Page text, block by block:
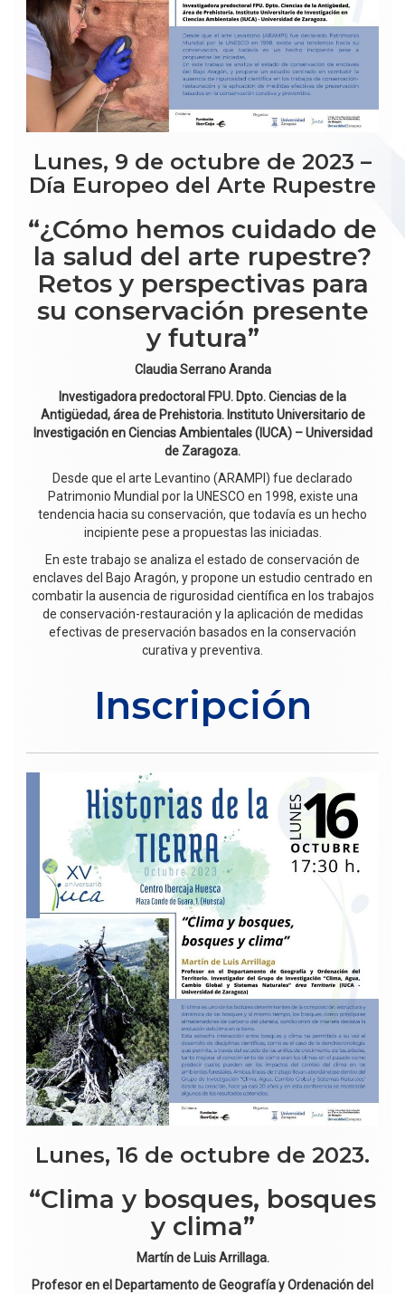
Lunes, 9 de octubre de 2023 –
Día Europeo del Arte Rupestre
“¿Cómo hemos cuidado de
la salud del arte rupestre?
Retos y perspectivas para
su conservación presente
y futura”
Claudia Serrano Aranda
Investigadora predoctoral FPU. Dpto. Ciencias de la
Antigüedad, área de Prehistoria. Instituto Universitario de
Investigación en Ciencias Ambientales (IUCA) – Universidad
de Zaragoza.
Desde que el arte Levantino (ARAMPI) fue declarado
Patrimonio Mundial por la UNESCO en 1998, existe una
tendencia hacia su conservación, que todavía es un hecho
incipiente pese a propuestas las iniciadas.
En este trabajo se analiza el estado de conservación de
enclaves del Bajo Aragón, y propone un estudio centrado en
combatir la ausencia de rigurosidad científica en los trabajos
de conservación-restauración y la aplicación de medidas
efectivas de preservación basados en la conservación
curativa y preventiva.
Inscripción
Lunes, 16 de octubre de 2023.
“Clima y bosques, bosques
y clima”
Martín de Luis Arrillaga.
Profesor en el Departamento de Geografía y Ordenación del